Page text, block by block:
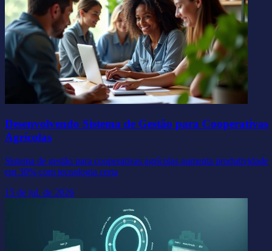
Desenvolvendo Sistema de Gestão para Cooperativas
Agrícolas
Sistema de gestão para cooperativas agrícolas aumenta produtividade
em 30% com tecnologia certa
15 de jul. de 2026